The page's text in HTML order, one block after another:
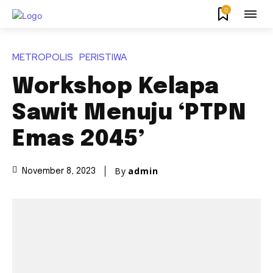
0
METROPOLIS PERISTIWA
Workshop Kelapa
Sawit Menuju ‘PTPN
Emas 2045’
November 8, 2023 By admin